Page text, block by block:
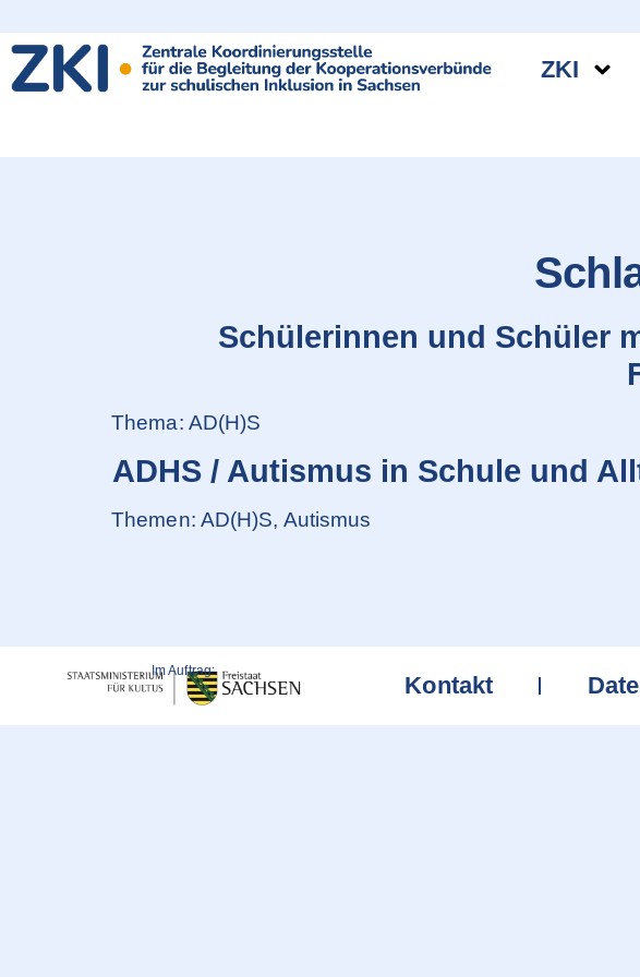
ZKI
Schülerinnen und Schüler
Thema: AD(H)S
ADHS / Autismus in Schule und
Themen: AD(H)S, Autismus
Im Auftrag:
Kontakt